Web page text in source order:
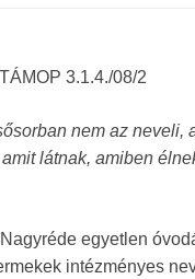
3.1.4./08/2
nem az neveli,
látnak, amiben
egyetlen
intézményes